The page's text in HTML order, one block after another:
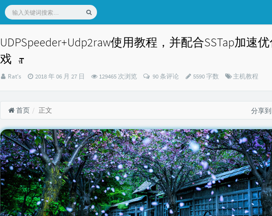
UDPSpeeder+Udp2raw使用教程，并配合SSTap加速
戏
博
Rat's
发
时
间：
2018 年 06 月 27 日 129465 次浏览 90 条评论 5590 字数
分
主机教程
首页 正文 分享到